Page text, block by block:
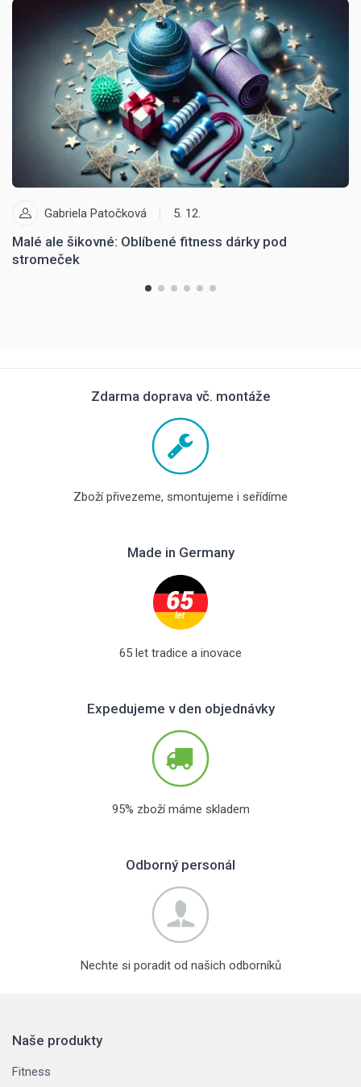
Gabriela Patočková 5. 12.
Malé ale šikovné: Oblíbené fitness dárky pod
stromeček
Zdarma doprava vč. montáže
Zboží přivezeme, smontujeme i seřídíme
Made in Germany
65 let tradice a inovace
Expedujeme v den objednávky
95% zboží máme skladem
Odborný personál
Nechte si poradit od našich odborníků
Naše produkty
Fitness